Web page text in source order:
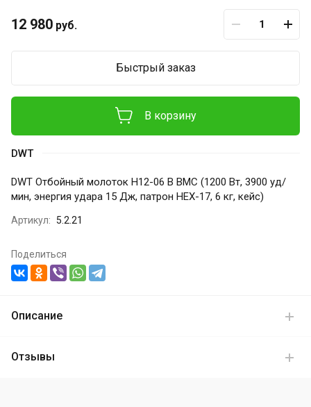
12 980 руб.
В корзину
Быстрый заказ
DWT
DWT Отбойный молоток H12-06 B BMC (1200 Вт, 3900 уд/
мин, энергия удара 15 Дж, патрон HEX-17, 6 кг, кейс)
Артикул: 5.2.21
Поделиться
Описание
Отзывы